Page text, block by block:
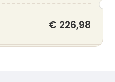
€ 226,98